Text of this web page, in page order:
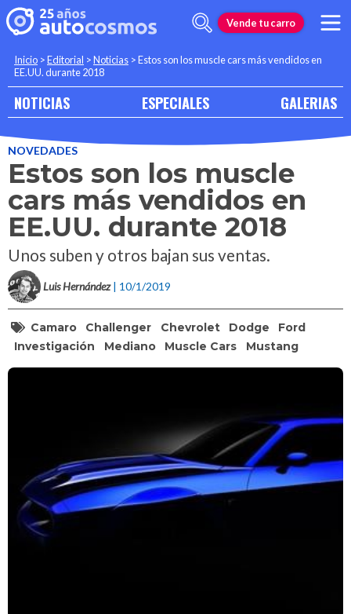
Vende tu carro
Inicio >Editorial >Noticias >Estos son los muscle cars más vendidos en
EE.UU. durante 2018
NOTICIAS ESPECIALES GALERIAS
NOVEDADES
Estos son los muscle
cars más vendidos en
EE.UU. durante 2018
Unos suben y otros bajan sus ventas.
Luis Hernández | 10/1/2019
Camaro Challenger Chevrolet Dodge
Ford
Investigación
Mediano Muscle Cars Mustang